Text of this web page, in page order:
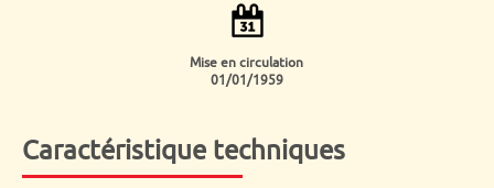
Mise en circulation
01/01/1959
Caractéristique techniques